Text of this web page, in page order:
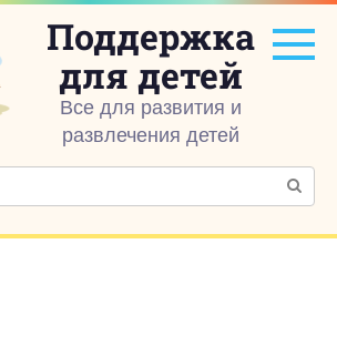
Поддержка
для детей
Все для развития и
развлечения детей